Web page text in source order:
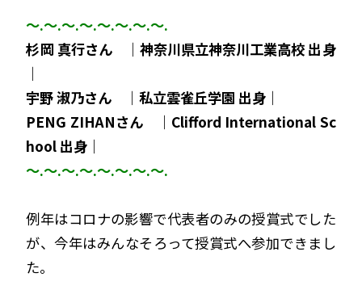
～.～.～.～.～.～.～.～.
杉岡 真行さん ｜神奈川県立神奈川工業高校 出身
｜
宇野 淑乃さん ｜私立雲雀丘学園 出身｜
PENG ZIHANさん ｜Clifford International Sc
hool 出身｜
～.～.～.～.～.～.～.～.
例年はコロナの影響で代表者のみの授賞式でした
が、今年はみんなそろって授賞式へ参加できまし
た。